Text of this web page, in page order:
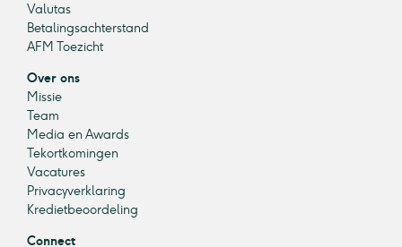
Valutas
Betalingsachterstand
AFM Toezicht
Over ons
Missie
Team
Media en Awards
Tekortkomingen
Vacatures
Privacyverklaring
Kredietbeoordeling
Connect